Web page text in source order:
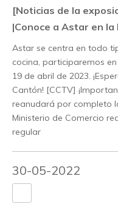
[Noticias de la
|Conoce a Astar en la
Astar se centra en todo
cocina, participaremos
19 de abril de 2023.
Cantón! [CCTV]
reanudará por completo
Ministerio de Comercio
regular
30-05-2022